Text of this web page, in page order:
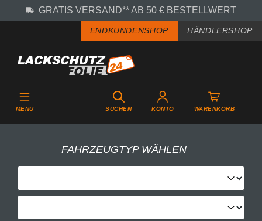
Zum Hauptinhalt springen
GRATIS VERSAND** AB 50 € BESTELLWERT
ENDKUNDENSHOP HÄNDLERSHOP
MENÜ SUCHEN KONTO WARENKORB
FAHRZEUGTYP WÄHLEN